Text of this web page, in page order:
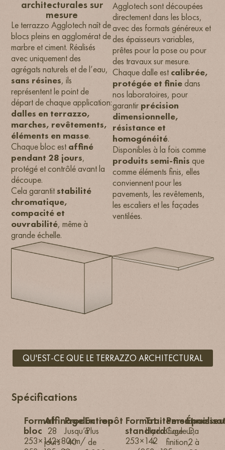
architecturales sur
mesure
Le terrazzo Agglotech naît de
blocs pleins en agglomérat de
marbre et ciment. Réalisés
avec uniquement des
agrégats naturels et de l’eau,
sans résines, ils
représentent le point de
départ de chaque application:
dalles en terrazzo,
marches, revêtements,
éléments en masse.
Chaque bloc est affiné
pendant 28 jours,
protégé et contrôlé avant la
découpe.
Cela garantitstabilité
chromatique,
compacité et
ouvrabilité, même à
grande échelle.
Agglotech sont découpées
directement dans les blocs,
avec des formats généreux et
des épaisseurs variables,
prêtes pour la pose ou pour
des travaux sur mesure.
Chaque dalle est calibrée,
protégée et finiedans
nos laboratoires, pour
garantir précision
dimensionnelle,
résistance et
homogénéité.
Disponibles à la fois comme
produits semi-finis que
comme éléments finis, elles
conviennent pour les
pavements, les revêtements,
les escaliers et les façades
ventilées.
QU'EST-CE QUE LE TERRAZZO ARCHITECTURAL
Spécifications
Format
bloc
253×142×80cm/
Affinage
28
jours
Production
Jusqu’à
40
Entrepôt
Plus
de
Format
standard
253×142
Traitement
Hydrofuge
+
Couleur,
finition,
Da
2 à